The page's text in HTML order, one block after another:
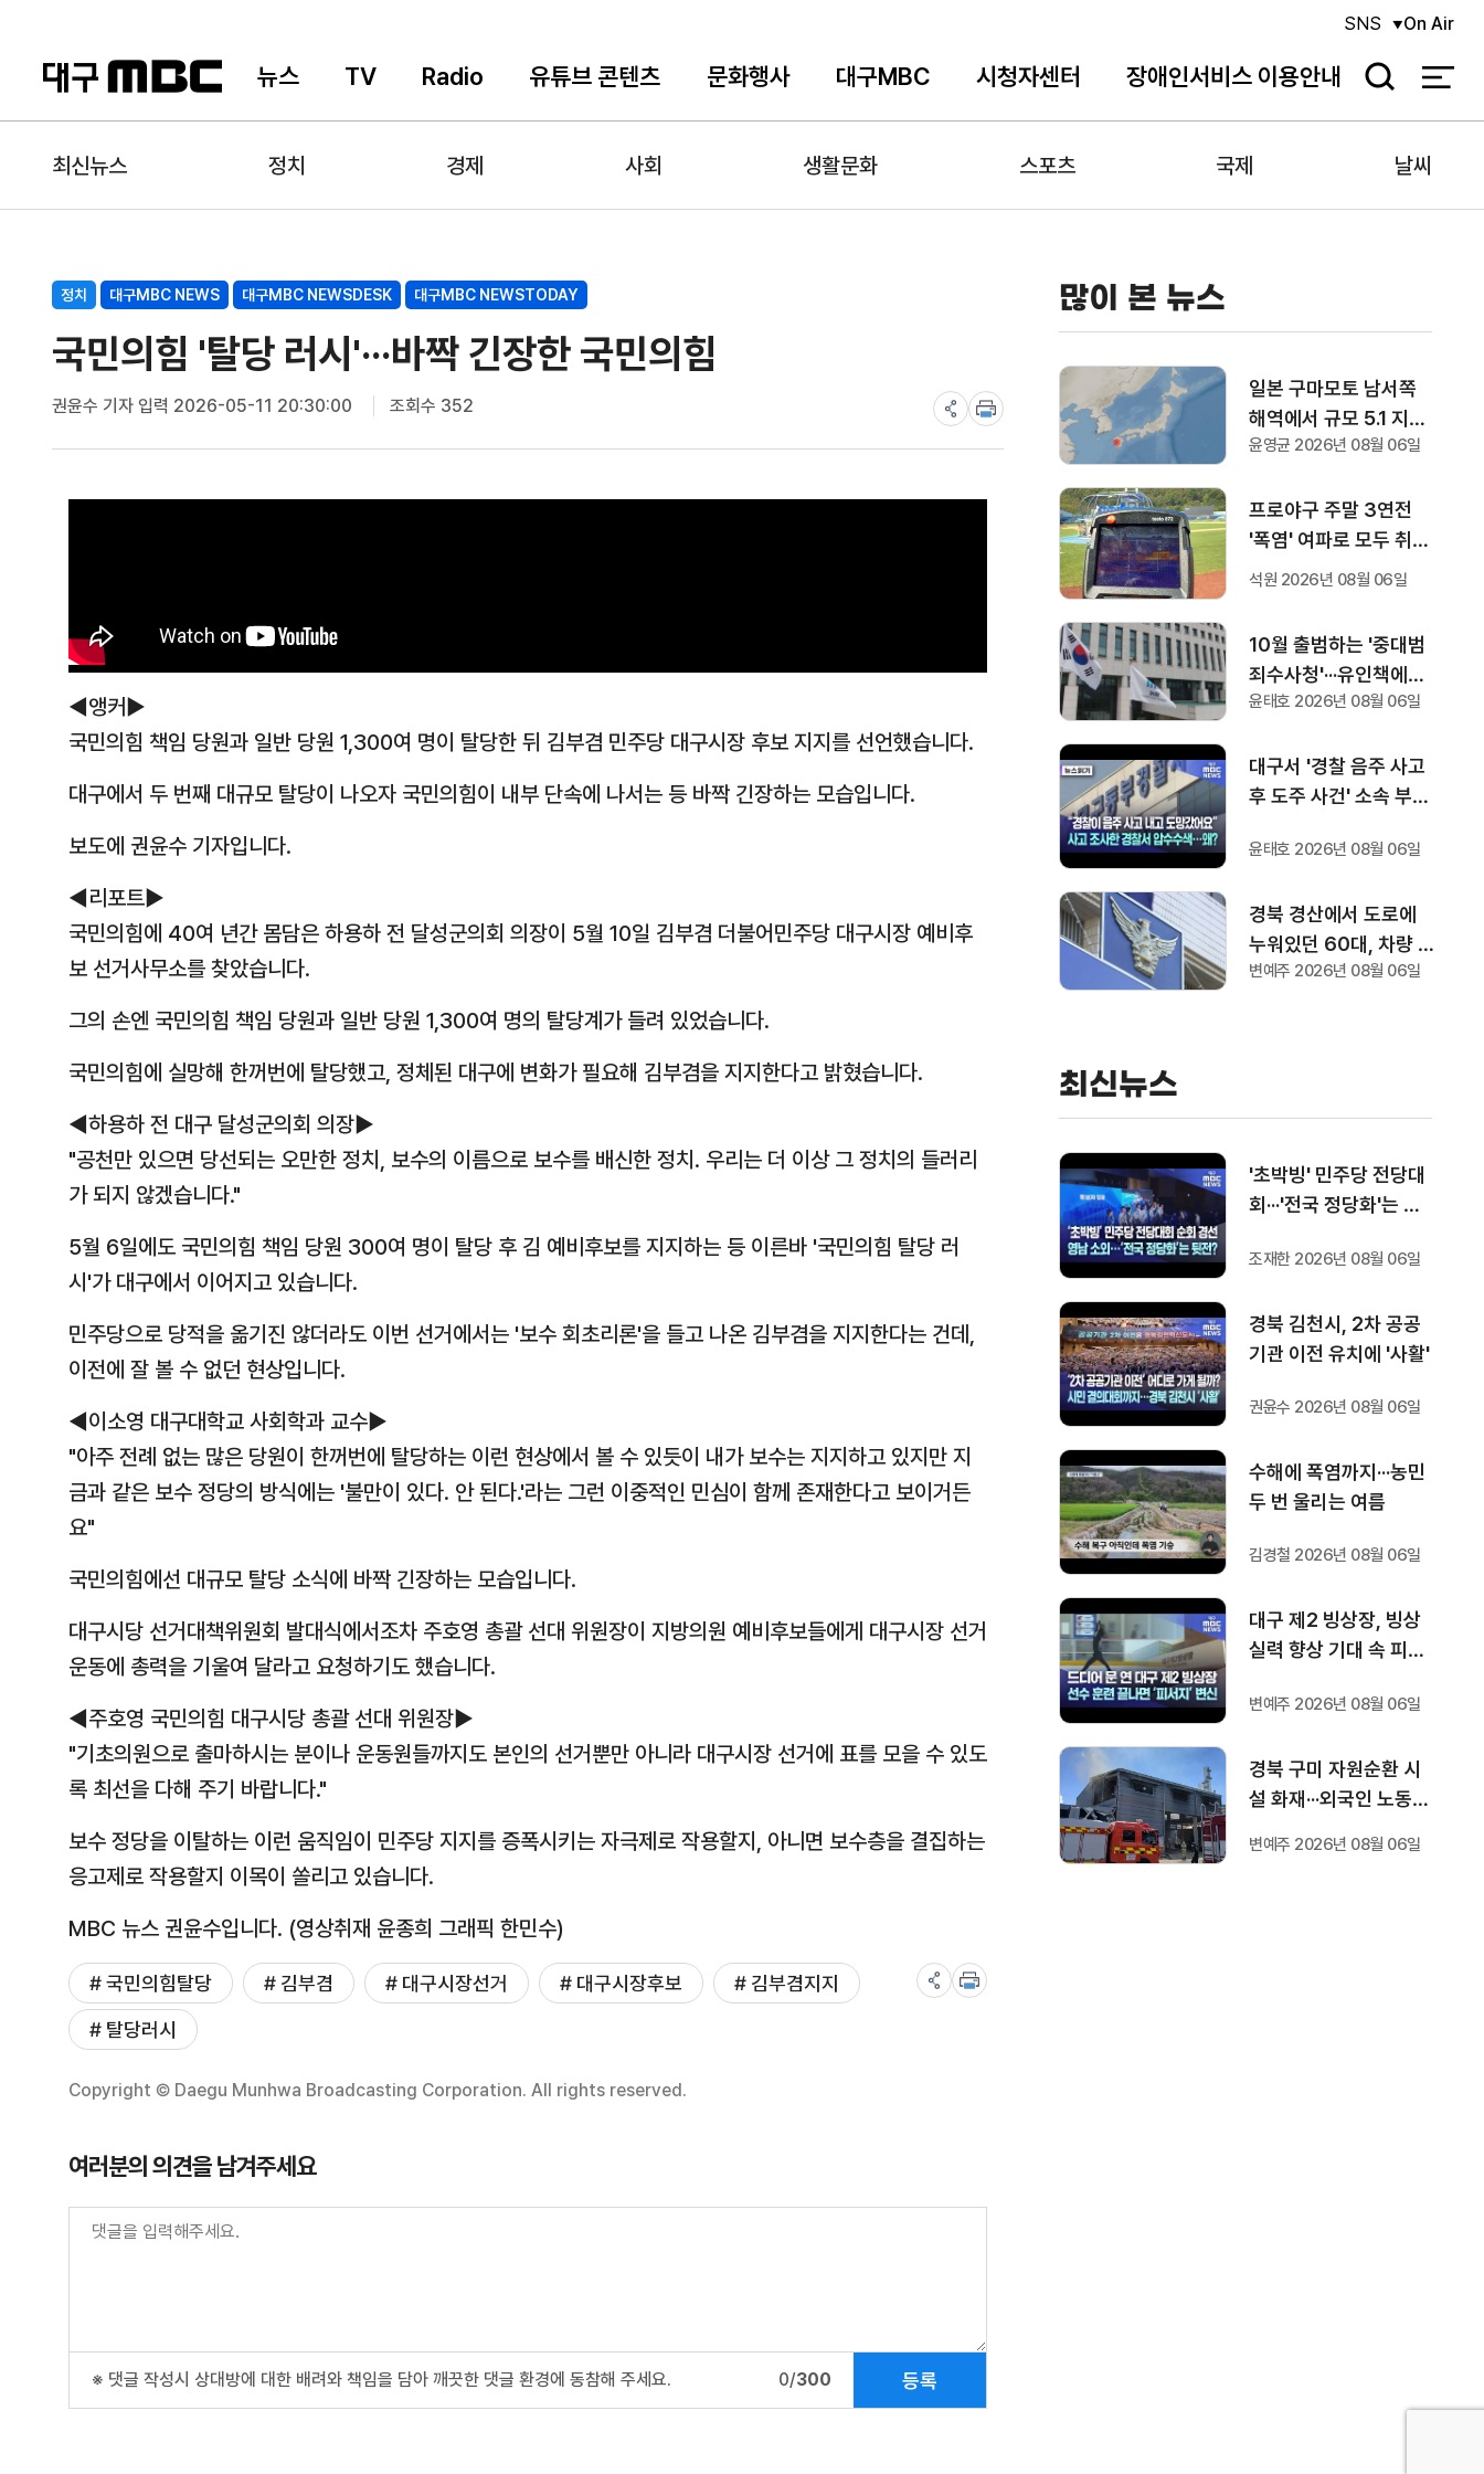
뉴스 TV Radio 유튜브 콘텐츠 문화행사 대구MBC 시청자센터 장애인서비스 이용안내
SNS On Air
검
최신뉴스 정치 경제 사회 생활문화 스포츠 국제 날씨
정치 대구MBC NEWS 대구MBC NEWSDESK 대구MBC NEWSTODAY
국민의힘 '탈당 러시'···바짝 긴장한 국민의힘
권윤수 기자입력 2026-05-11 20:30:00 조회수 352
◀앵커▶
국민의힘 책임 당원과 일반 당원 1,300여 명이 탈당한 뒤 김부겸 민주당 대구시장 후보 지지를 선언했습니다.
대구에서 두 번째 대규모 탈당이 나오자 국민의힘이 내부 단속에 나서는 등 바짝 긴장하는 모습입니다.
보도에 권윤수 기자입니다.
◀리포트▶
국민의힘에 40여 년간 몸담은 하용하 전 달성군의회 의장이 5월 10일 김부겸 더불어민주당 대구시장 예비후
보 선거사무소를 찾았습니다.
그의 손엔 국민의힘 책임 당원과 일반 당원 1,300여 명의 탈당계가 들려 있었습니다.
국민의힘에 실망해 한꺼번에 탈당했고, 정체된 대구에 변화가 필요해 김부겸을 지지한다고 밝혔습니다.
◀하용하 전 대구 달성군의회 의장▶
"공천만 있으면 당선되는 오만한 정치, 보수의 이름으로 보수를 배신한 정치. 우리는 더 이상 그 정치의 들러리
가 되지 않겠습니다."
5월 6일에도 국민의힘 책임 당원 300여 명이 탈당 후 김 예비후보를 지지하는 등 이른바 '국민의힘 탈당 러
시'가 대구에서 이어지고 있습니다.
민주당으로 당적을 옮기진 않더라도 이번 선거에서는 '보수 회초리론'을 들고 나온 김부겸을 지지한다는 건데,
이전에 잘 볼 수 없던 현상입니다.
◀이소영 대구대학교 사회학과 교수▶
"아주 전례 없는 많은 당원이 한꺼번에 탈당하는 이런 현상에서 볼 수 있듯이 내가 보수는 지지하고 있지만 지
금과 같은 보수 정당의 방식에는 '불만이 있다. 안 된다.'라는 그런 이중적인 민심이 함께 존재한다고 보이거든
요"
국민의힘에선 대규모 탈당 소식에 바짝 긴장하는 모습입니다.
대구시당 선거대책위원회 발대식에서조차 주호영 총괄 선대 위원장이 지방의원 예비후보들에게 대구시장 선거
운동에 총력을 기울여 달라고 요청하기도 했습니다.
◀주호영 국민의힘 대구시당 총괄 선대 위원장▶
"기초의원으로 출마하시는 분이나 운동원들까지도 본인의 선거뿐만 아니라 대구시장 선거에 표를 모을 수 있도
록 최선을 다해 주기 바랍니다."
보수 정당을 이탈하는 이런 움직임이 민주당 지지를 증폭시키는 자극제로 작용할지, 아니면 보수층을 결집하는
응고제로 작용할지 이목이 쏠리고 있습니다.
MBC 뉴스 권윤수입니다. (영상취재 윤종희 그래픽 한민수)
# 국민의힘탈당 # 김부겸 # 대구시장선거 # 대구시장후보
# 김부겸지지
# 탈당러시
Copyright © Daegu Munhwa Broadcasting Corporation. All rights reserved.
여러분의 의견을 남겨주세요
※ 댓글 작성시 상대방에 대한 배려와 책임을 담아 깨끗한 댓글 환경에 동참해 주세요. 0/300 등록
많이 본 뉴스
일본 구마모토 남서쪽
해역에서 규모 5.1 지진
발생
윤영균 2026년 08월 06일
프로야구 주말 3연전
'폭염' 여파로 모두 취소
···다음 주 화요일부터 오
석원 2026년 08월 06일
10월 출범하는 '중대범
죄수사청'···유인책에도
검사들 반응 '미지근'
윤태호 2026년 08월 06일
대구서 '경찰 음주 사고
후 도주 사건' 소속 부서·
윤태호 2026년 08월 06일
경북 경산에서 도로에
누워있던 60대, 차량 2
대에 잇따라 치여 숨져
변예주 2026년 08월 06일
최신뉴스
'초박빙' 민주당 전당대
회···'전국 정당화'는 뒷
조재한 2026년 08월 06일
경북 김천시, 2차 공공
기관 이전 유치에 '사활'
권윤수 2026년 08월 06일
수해에 폭염까지···농민
두 번 울리는 여름
김경철 2026년 08월 06일
대구 제2 빙상장, 빙상
실력 향상 기대 속 피서
변예주 2026년 08월 06일
경북 구미 자원순환 시
설 화재···외국인 노동자
변예주 2026년 08월 06일